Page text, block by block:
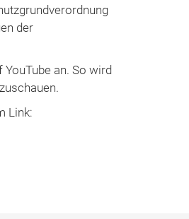
der
an. So wird
Link: